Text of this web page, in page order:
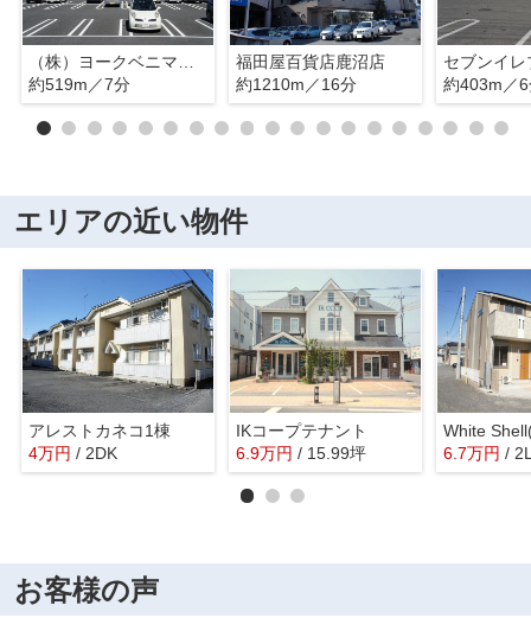
（株）ヨークベニマル 鹿沼睦町店
約519m／7分
福田屋百貨店鹿沼店
約1210m／16分
約403m／
エリアの近い物件
アレストカネコ1棟
4万円 / 2DK
IKコープテナント
6.9万円 / 15.99坪 6.7万円 /
お客様の声